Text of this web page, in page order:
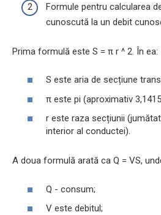
Formule pentru calcularea
cunoscută la un debit
Prima formulă este S = π r ^ 2. În ea:
S este aria de secțiune
π este pi (aproximativ
r este raza secțiunii
interior al conductei).
A doua formulă arată ca Q = VS,
Q - consum;
V este debitul;